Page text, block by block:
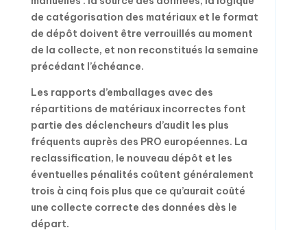
de catégorisation des matériaux et le format
de dépôt doivent être verrouillés au moment
de la collecte, et non reconstitués la semaine
précédant l’échéance.
Les rapports d’emballages avec des
répartitions de matériaux incorrectes font
partie des déclencheurs d’audit les plus
fréquents auprès des PRO européennes. La
reclassification, le nouveau dépôt et les
éventuelles pénalités coûtent généralement
trois à cinq fois plus que ce qu’aurait coûté
une collecte correcte des données dès le
départ.